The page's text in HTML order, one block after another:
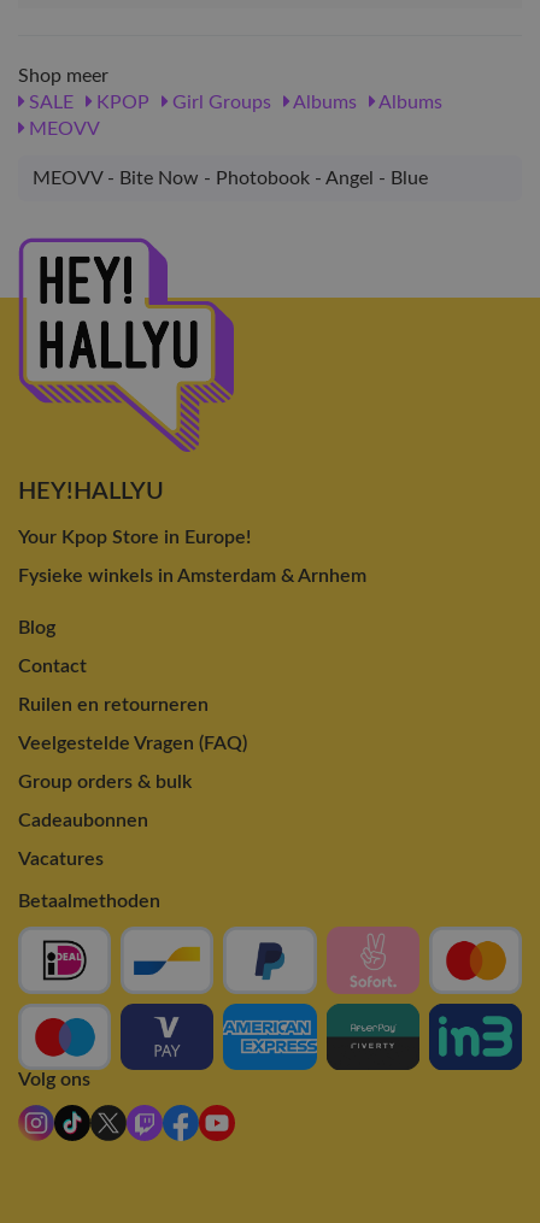
Shop meer
SALE
KPOP Girl Groups Albums
Albums
MEOVV
MEOVV - Bite Now - Photobook - Angel - Blue
HEY!HALLYU
Your Kpop Store in Europe!
Fysieke winkels in Amsterdam & Arnhem
Blog
Contact
Ruilen en retourneren
Veelgestelde Vragen (FAQ)
Group orders & bulk
Cadeaubonnen
Vacatures
Betaalmethoden
Volg ons